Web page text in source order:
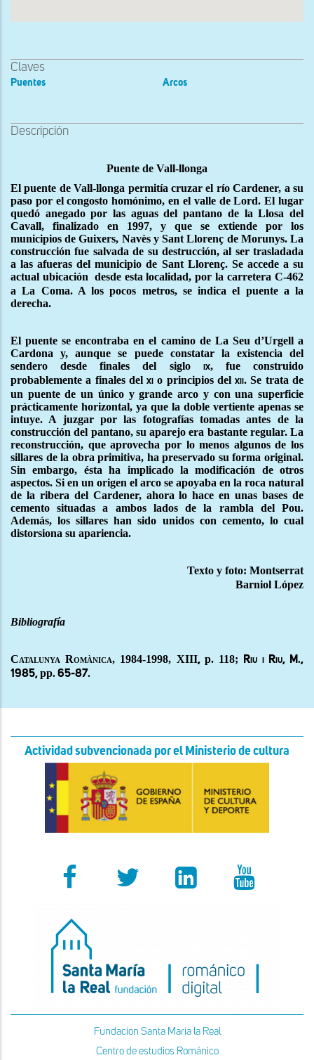
Claves
Puentes Arcos
Descripción
Puente de Vall-llonga
El puente de Vall-llonga permitía cruzar el río Cardener, a su
paso por el congosto homónimo, en el valle de Lord. El lugar
quedó anegado por las aguas del pantano de la Llosa del
Cavall, finalizado en 1997, y que se extiende por los
municipios de Guixers, Navès y Sant Llorenç de Morunys. La
construcción fue salvada de su destrucción, al ser trasladada
a las afueras del municipio de Sant Llorenç. Se accede a su
actual ubicación desde esta localidad, por la carretera C-462
a La Coma. A los pocos metros, se indica el puente a la
derecha.
El puente se encontraba en el camino de La Seu d’Urgell a
Cardona y, aunque se puede constatar la existencia del
sendero desde finales del siglo ix, fue construido
probablemente a finales delxi o principios delxii. Se trata de
un puente de un único y grande arco y con una superficie
prácticamente horizontal, ya que la doble vertiente apenas se
intuye. A juzgar por las fotografías tomadas antes de la
construcción del pantano, su aparejo era bastante regular. La
reconstrucción, que aprovecha por lo menos algunos de los
sillares de la obra primitiva, ha preservado su forma original.
Sin embargo, ésta ha implicado la modificación de otros
aspectos. Si en un origen el arco se apoyaba en la roca natural
de la ribera del Cardener, ahora lo hace en unas bases de
cemento situadas a ambos lados de la rambla del Pou.
Además, los sillares han sido unidos con cemento, lo cual
distorsiona su apariencia.
Texto y foto: Montserrat
Barniol López
Bibliografía
Catalunya Romànica, 1984-1998, XIII, p. 118;
Riu i Riu, M.,
1985,pp. 65-87.
Actividad subvencionada por el Ministerio de cultura
Fundacion Santa Maria la Real
Centro de estudios Románico